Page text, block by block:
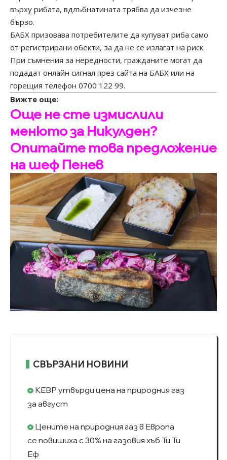
върху рибата, вдлъбнатината трябва да изчезне
бързо.
БАБХ призовава потребителите да купуват риба само
от регистрирани обекти, за да не се излагат на риск.
При съмнения за нередности, гражданите могат да
подадат онлайн сигнал през сайта на БАБХ или на
горещия телефон 0700 122 99.
Вижте още:
Още не сте измислили
менюто за Никулден?
Опитайте това предложение
на шеф Пенев
СВЪРЗАНИ НОВИНИ
КЕВР утвърди цена на природния газ
за август
Цените на природния газ в Европа
се повишиха с 30% на газовия хъб Ти Ти
Еф